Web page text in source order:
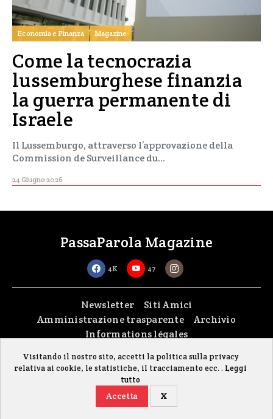
Economia e Finanza Magazine
Come la tecnocrazia
lussemburghese finanzia
la guerra permanente di
Israele
Il Lussemburgo, attraverso l’approvazione della
Commission de Surveillance du…
24 Giugno 2026
PassaParola Magazine
4K 47
Newsletter
Siti Amici
Amministrazione trasparente
Archivio
Informations légales
Copyright © 2026passaparola asbl| Made with passion byfontana.lu
Il sito è stato realizzato grazie al contributo della FISC (Federazione Italiana
Visitando il nostro sito, accetti la politica sulla privacy
relativa ai cookie, le statistiche, il tracciamento ecc. . Leggi
tutto
Accetta X